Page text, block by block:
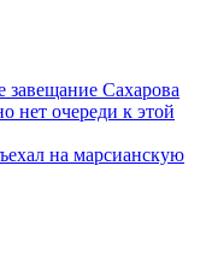
Сахарова
нет очереди к этой
на марсианскую